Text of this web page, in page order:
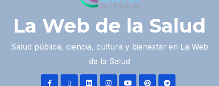
La Web de la Salud
Salud pública, ciencia, cultura y bienestar en La Web
de la Salud